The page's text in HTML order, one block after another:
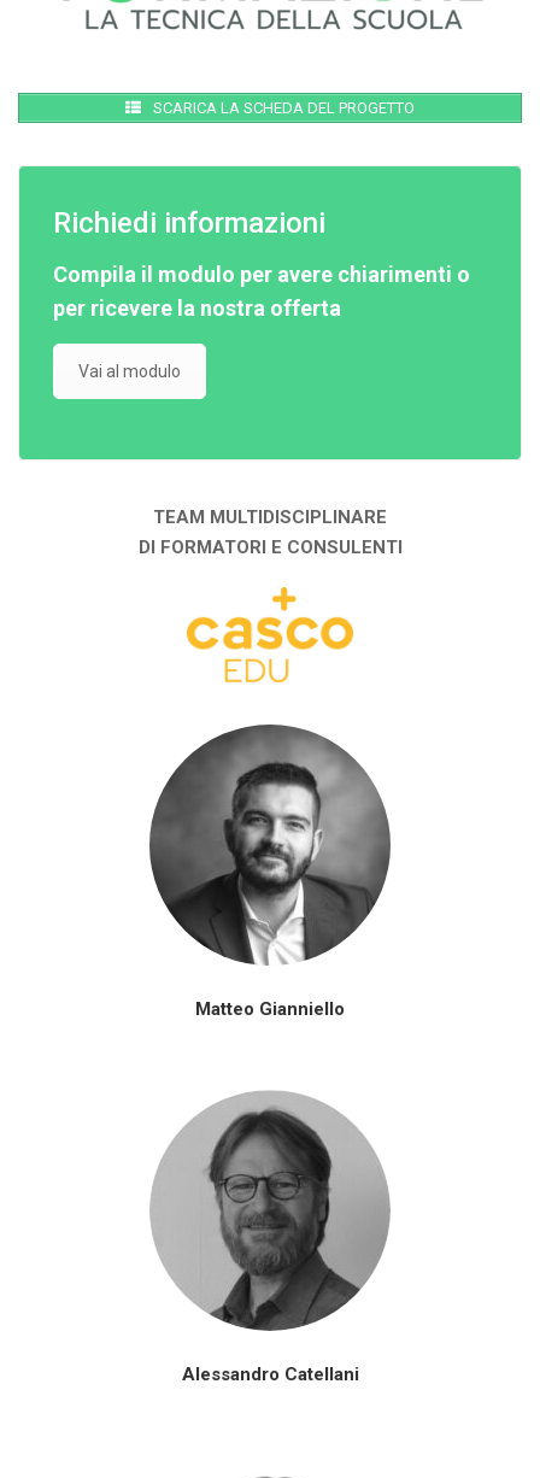
SCARICA LA SCHEDA DEL PROGETTO
Richiedi informazioni
Compila il modulo per avere chiarimenti o
per ricevere la nostra offerta
Vai al modulo
TEAM MULTIDISCIPLINARE
DI FORMATORI E CONSULENTI
Matteo Gianniello
Alessandro Catellani